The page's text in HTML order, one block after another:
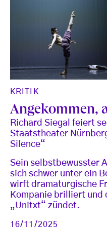
KRITIK
Angekommen,
Richard Siegal feiert
Staatstheater
Silence“
Sein selbstbewusster
sich schwer unter ein
wirft dramaturgische
Kompanie brilliert und
„Unitxt“ zündet.
16/11/2025